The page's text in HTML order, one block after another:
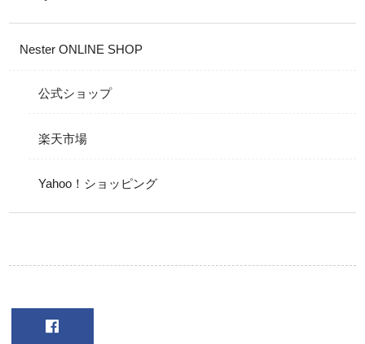
Nester ONLINE SHOP
公式ショップ
楽天市場
Yahoo！ショッピング